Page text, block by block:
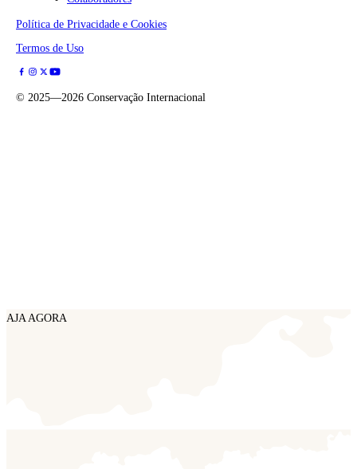
Política de Privacidade e Cookies
Termos de Uso
© 2025—2026 Conservação Internacional
AJA AGORA